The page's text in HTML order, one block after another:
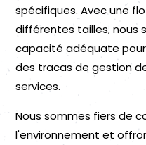
spécifiques. Avec une
différentes tailles, nous
capacité adéquate pour
des tracas de gestion
services.
Nous sommes fiers de
l'environnement et